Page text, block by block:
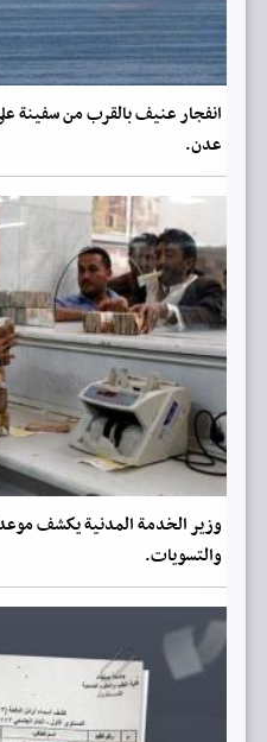
عدن.
وزير الخدمة المدنية يكشف
والتسويات.